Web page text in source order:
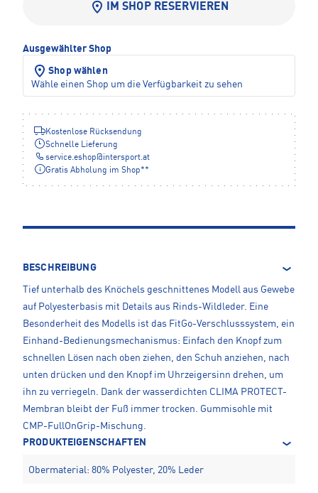
IM SHOP RESERVIEREN
Ausgewählter Shop
Shop wählen
Wähle einen Shop um die Verfügbarkeit zu sehen
Kostenlose Rücksendung
Schnelle Lieferung
service.eshop@intersport.at
Gratis Abholung im Shop**
BESCHREIBUNG
Tief unterhalb des Knöchels geschnittenes Modell aus Gewebe
auf Polyesterbasis mit Details aus Rinds-Wildleder. Eine
Besonderheit des Modells ist das FitGo-Verschlusssystem, ein
Einhand-Bedienungsmechanismus: Einfach den Knopf zum
schnellen Lösen nach oben ziehen, den Schuh anziehen, nach
unten drücken und den Knopf im Uhrzeigersinn drehen, um
ihn zu verriegeln. Dank der wasserdichten CLIMA PROTECT-
Membran bleibt der Fuß immer trocken. Gummisohle mit
CMP-FullOnGrip-Mischung.
PRODUKTEIGENSCHAFTEN
Obermaterial: 80% Polyester, 20% Leder